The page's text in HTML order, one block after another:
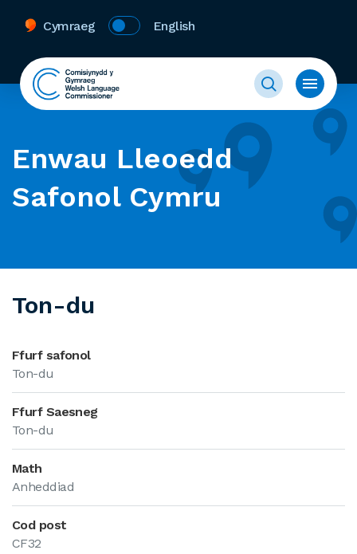
Cymraeg English
Enwau Lleoedd
Safonol Cymru
Ton-du
Ffurf safonol
Ton-du
Ffurf Saesneg
Ton-du
Math
Anheddiad
Cod post
CF32